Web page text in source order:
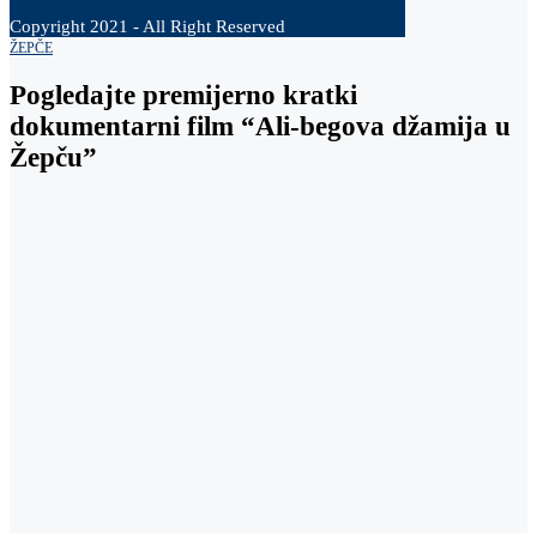
Copyright 2021 - All Right Reserved
ŽEPČE
Pogledajte premijerno kratki
dokumentarni film “Ali-begova džamija u
Žepču”